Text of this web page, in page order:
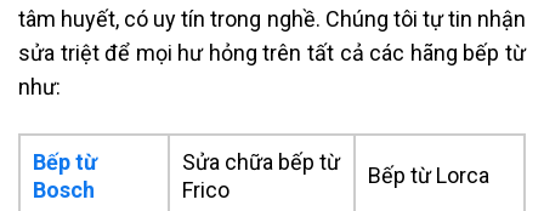
tâm huyết, có uy tín trong nghề. Chúng tôi tự tin nhận
sửa triệt để mọi hư hỏng trên tất cả các hãng bếp từ
như:
Bếp từ
Bosch
Sửa chữa bếp từ
Frico
Bếp từ Lorca